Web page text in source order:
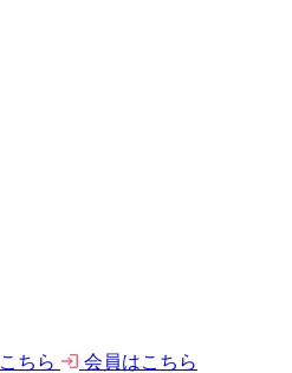
こちら 会員はこちら